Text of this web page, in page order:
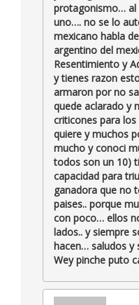
protagonismo… al
uno…. no se lo
mexicano habla
argentino del
Resentimiento y
y tienes razon
armaron por no
quede aclarado y
criticones para
quiere y muchos
mucho y conoci
todos son un 10)
capacidad para
ganadora que no
paises.. porque
con poco… ellos
lados.. y siempre
hacen… saludos y
Wey pinche puto